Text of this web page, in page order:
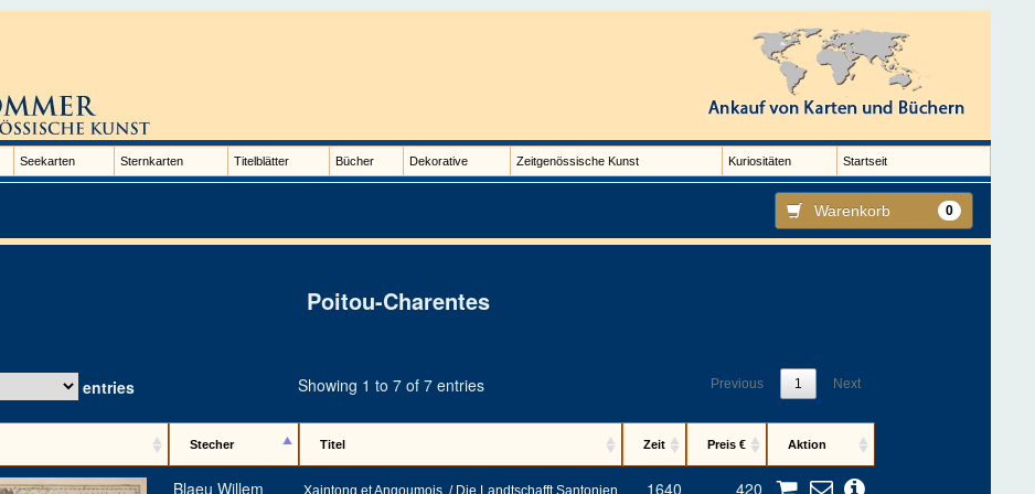
Seekarten Sternkarten Titelblätter Bücher Dekorative Zeitgenössische Kunst Kuriositäten Startseit
Warenkorb 0
Poitou-Charentes
entries Showing 1 to 7 of 7 entries Previous 1 Next
Stecher Titel Zeit Preis € Aktion
Blaeu Willem Xaintong et Angoumois. / Die Landtschafft Santonien 1640 420